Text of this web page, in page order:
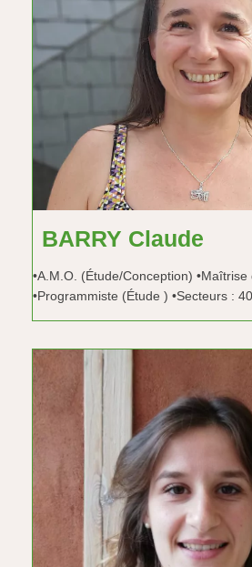
BARRY Claude
•A.M.O. (Étude/Conception)
•Programmiste (Étude ) •Secteurs :